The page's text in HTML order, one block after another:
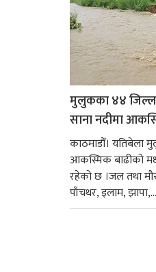
मुलुकका ४४
साना नदीमा
काठमाडौँ। यतिबेला
आकस्मिक बाढीको
रहेको छ ।जल तथा
पाँचथर, इलाम, झापा,...